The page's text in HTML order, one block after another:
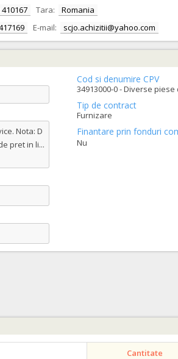
Tara:
Romania
E-mail: scjo.achizitii@yahoo.com
Nota: D
pret in li...
Cod si denumire CPV
34913000-0 - Diverse piese
Tip de contract
Furnizare
Finantare prin fonduri
Nu
Cantitate